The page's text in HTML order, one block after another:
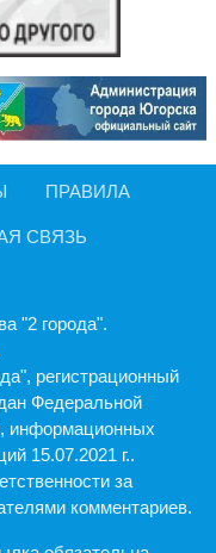
ПРАВИЛА
СВЯЗЬ
"2 города".
регистрационный
Федеральной
информационных
15.07.2021 г..
за
комментариев.